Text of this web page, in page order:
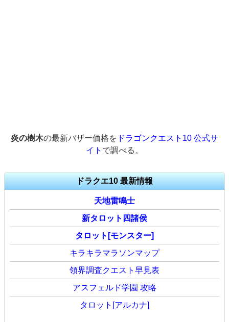
炎の樹木の最新バザー価格を ドラゴンクエスト10 公式サ
イト で調べる。
ドラクエ10 最新情報
天地雷鳴士
新タロット四諸侯
タロット[モンスター]
キラキラマラソンマップ
領界調査クエスト早見表
アスフェルド学園 攻略
タロット[アルカナ]